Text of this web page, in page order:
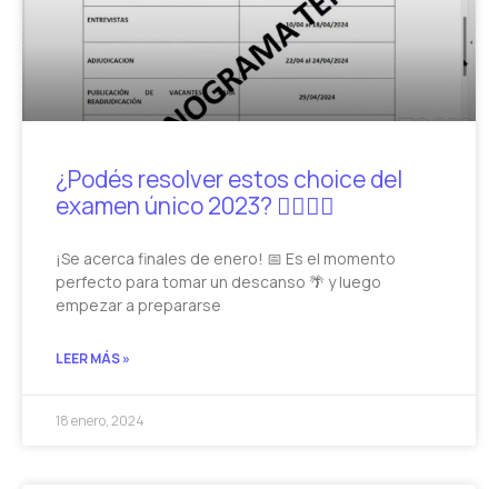
¿Podés resolver estos choice del
examen único 2023? 🙋‍♂️🙋‍♀️
¡Se acerca finales de enero! 📅 Es el momento
perfecto para tomar un descanso 🌴 y luego
empezar a prepararse
LEER MÁS »
18 enero, 2024